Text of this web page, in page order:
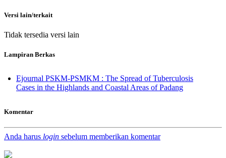
Versi lain/terkait
Tidak tersedia versi lain
Lampiran Berkas
Ejournal PSKM-PSMKM : The Spread of Tuberculosis
Cases in the Highlands and Coastal Areas of Padang
Komentar
Anda harus login sebelum memberikan komentar